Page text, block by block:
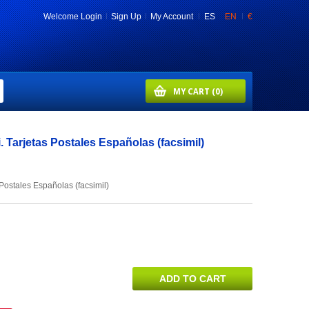
€
ES EN
WelcomeLogin Sign Up My Account
MY CART (0)
Tarjetas Postales Españolas (facsimil)
Españolas (facsimil)